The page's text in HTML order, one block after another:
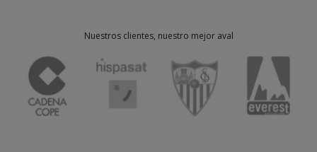
Nuestros clientes, nuestro mejor aval